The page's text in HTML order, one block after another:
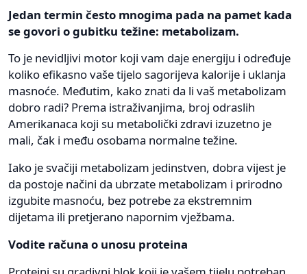
Jedan termin često mnogima pada na pamet kada
se govori o gubitku težine: metabolizam.
To je nevidljivi motor koji vam daje energiju i određuje
koliko efikasno vaše tijelo sagorijeva kalorije i uklanja
masnoće. Međutim, kako znati da li vaš metabolizam
dobro radi? Prema istraživanjima, broj odraslih
Amerikanaca koji su metabolički zdravi izuzetno je
mali, čak i među osobama normalne težine.
Iako je svačiji metabolizam jedinstven, dobra vijest je
da postoje načini da ubrzate metabolizam i prirodno
izgubite masnoću, bez potrebe za ekstremnim
dijetama ili pretjerano napornim vježbama.
Vodite računa o unosu proteina